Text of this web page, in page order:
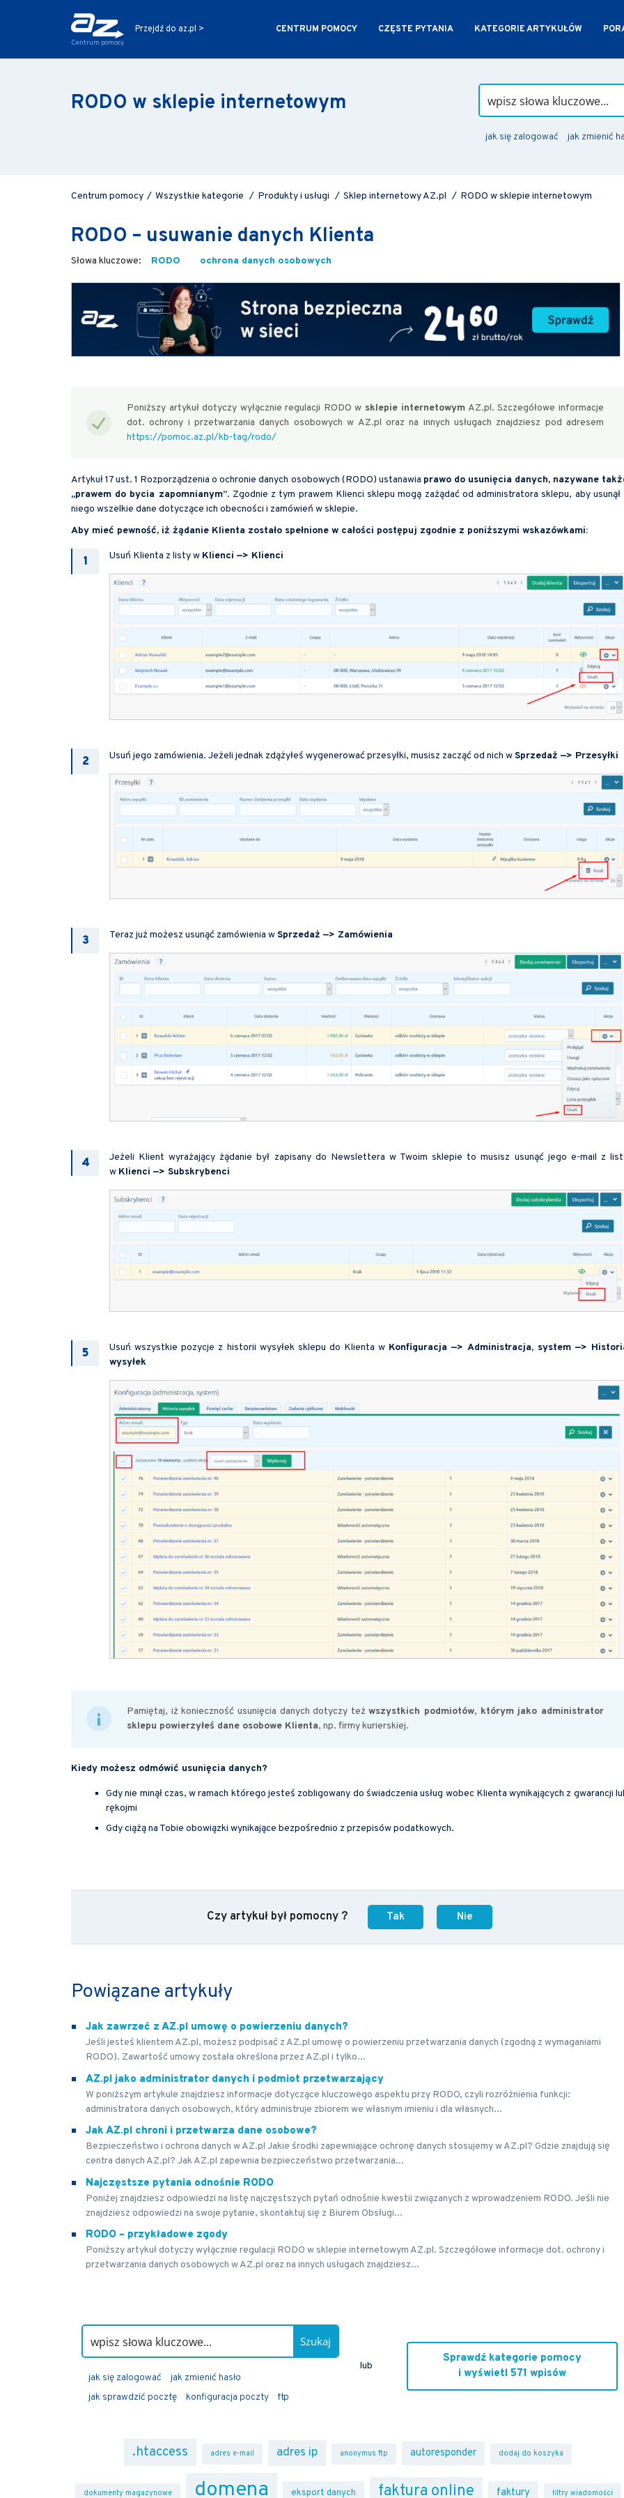
Centrum pomocy
Przejdź do az.pl > CENTRUM POMOCY CZĘSTE PYTANIA KATEGORIE ARTYKUŁÓW
RODO w sklepie internetowym
jak się zalogować jak zmienić
Centrum pomocy / Wszystkie kategorie / Produkty i usługi / Sklep internetowy AZ.pl / RODO w sklepie internetowym
RODO – usuwanie danych Klienta
RODO ochrona danych osobowych
Poniższy artykuł dotyczy wyłącznie regulacji RODO w sklepie internetowym AZ.pl. Szczegółowe informacje
dot. ochrony i przetwarzania danych osobowych w AZ.pl oraz na innych usługach znajdziesz pod adresem
https://pomoc.az.pl/kb-tag/rodo/
Artykuł 17 ust. 1 Rozporządzenia o ochronie danych osobowych (RODO) ustanawia prawo do usunięcia danych, nazywane
„prawem do bycia zapomnianym”. Zgodnie z tym prawem Klienci sklepu mogą zażądać od administratora sklepu, aby usunął
niego wszelkie dane dotyczące ich obecności i zamówień w sklepie.
Aby mieć pewność, iż żądanie Klienta zostało spełnione w całości postępuj zgodnie z poniższymi wskazówkami:
Usuń Klienta z listy w Klienci —> Klienci
Usuń jego zamówienia. Jeżeli jednak zdążyłeś wygenerować przesyłki, musisz zacząć od nich wSprzedaż —> Przesyłki
Teraz już możesz usunąć zamówienia wSprzedaż —> Zamówienia
Jeżeli Klient wyrażający żądanie był zapisany do Newslettera w Twoim sklepie to musisz usunąć jego e-mail z
w Klienci —> Subskrybenci
Usuń wszystkie pozycje z historii wysyłek sklepu do Klienta w Konfiguracja —> Administracja, system —>
wysyłek
Pamiętaj, iż konieczność usunięcia danych dotyczy teżwszystkich podmiotów, którym jako administrator
sklepu powierzyłeś dane osobowe Klienta, np. firmy kurierskiej.
Kiedy możesz odmówić usunięcia danych?
Gdy nie minął czas, w ramach którego jesteś zobligowany do świadczenia usług wobec Klienta wynikających z gwarancji
rękojmi
Gdy ciążą na Tobie obowiązki wynikające bezpośrednio z przepisów podatkowych.
Czy artykuł był pomocny ? Tak Nie
Powiązane artykuły
Jak zawrzeć z AZ.pl umowę o powierzeniu danych?
Jeśli jesteś klientem AZ.pl, możesz podpisać z AZ.pl umowę o powierzeniu przetwarzania danych (zgodną z wymaganiami
RODO). Zawartość umowy została określona przez AZ.pl i tylko...
AZ.pl jako administrator danych i podmiot przetwarzający
W poniższym artykule znajdziesz informacje dotyczące kluczowego aspektu przy RODO, czyli rozróżnienia funkcji:
administratora danych osobowych, który administruje zbiorem we własnym imieniu i dla własnych...
Jak AZ.pl chroni i przetwarza dane osobowe?
Bezpieczeństwo i ochrona danych w AZ.pl Jakie środki zapewniające ochronę danych stosujemy w AZ.pl? Gdzie znajdują się
centra danych AZ.pl? Jak AZ.pl zapewnia bezpieczeństwo przetwarzania...
Najczęstsze pytania odnośnie RODO
Poniżej znajdziesz odpowiedzi na listę najczęstszych pytań odnośnie kwestii związanych z wprowadzeniem RODO. Jeśli nie
znajdziesz odpowiedzi na swoje pytanie, skontaktuj się z Biurem Obsługi...
RODO – przykładowe zgody
Poniższy artykuł dotyczy wyłącznie regulacji RODO w sklepie internetowym AZ.pl. Szczegółowe informacje dot. ochrony i
przetwarzania danych osobowych w AZ.pl oraz na innych usługach znajdziesz...
Szukaj
jak się zalogować
jak zmienić hasło
jak sprawdzić pocztę
konfiguracja poczty ftp
lub
Sprawdź kategorie pomocy
i wyświetl 571 wpisów
.htaccess adres e-mail adres ip anonymus ftp autoresponder dodaj do koszyka
dokumenty magazynowe domena eksport danych faktura online faktury filtry wiadomości